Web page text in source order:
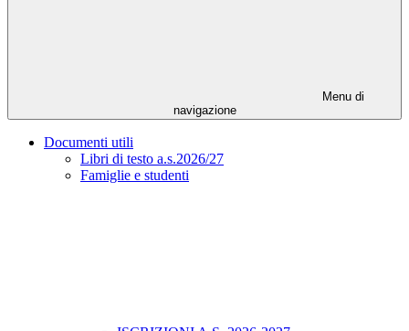
Menu di
navigazione
Documenti utili
Libri di testo a.s.2026/27
Famiglie e studenti